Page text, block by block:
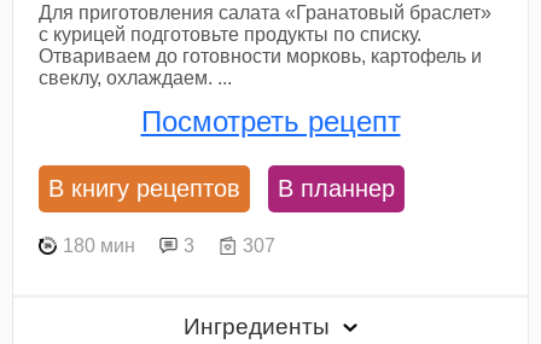
Для приготовления салата «Гранатовый браслет»
с курицей подготовьте продукты по списку.
Отвариваем до готовности морковь, картофель и
свеклу, охлаждаем. ...
Посмотреть рецепт
В книгу рецептов В планнер
180 мин 3 307
Ингредиенты